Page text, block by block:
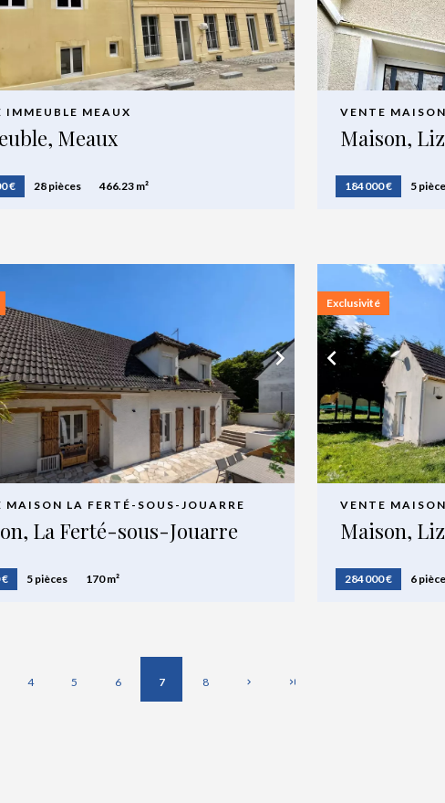
IMMEUBLE MEAUX
Meaux
€ 28 pièces 466.23 m²
VENTE
Maison,
184 000 € 5
MAISON LA FERTÉ-SOUS-JOUARRE
La Ferté-sous-Jouarre
5 pièces 170 m²
VENTE
Maison,
284 000 € 6
Exclusivité
4 5 6 7 8